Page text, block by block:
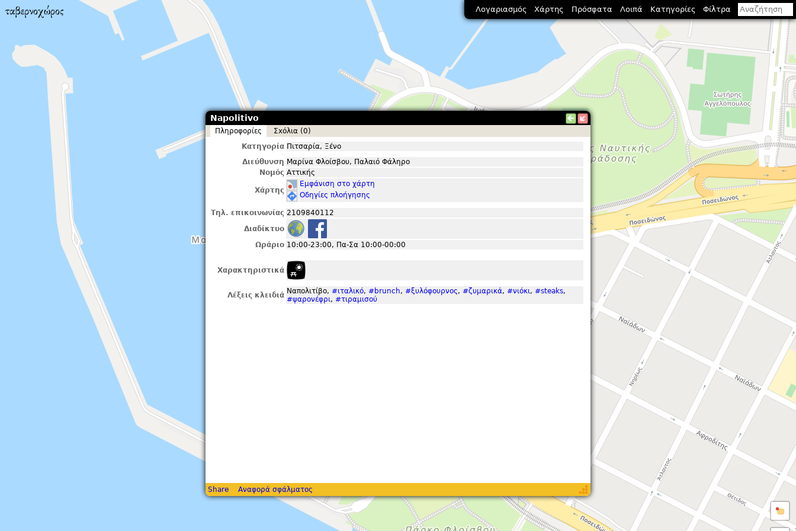
Napolitivo
Πληροφορίες
Σxόλια (0)
Κατηγορία Πιτσαρία, Ξένο
Διεύθυνση Μαρίνα Φλοίσβου, Παλαιό Φάληρο
Νομός Αττικής
Χάρτης
Εμφάνιση στο χάρτη
Οδηγίες πλοήγησης
Τηλ. επικοινωνίας 2109840112
Διαδίκτυο
Ωράριο 10:00-23:00, Πα-Σα 10:00-00:00
Χαρακτηριστικά
Λέξεις κλειδιά Ναπολιτίβο, #ιταλικό, #brunch, #ξυλόφουρνος, #ζυμαρικά, #νιόκι, #steaks,
#ψαρονέφρι, #τιραμισού
Share Αναφορά σφάλματος
Λογαριασμός Χάρτης Πρόσφατα Λοιπά Κατηγορίες Φίλτρα